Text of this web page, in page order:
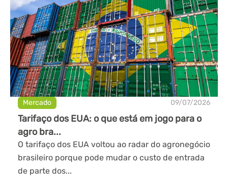
Mercado 09/07/2026
Tarifaço dos EUA: o que está em jogo para o
agro bra...
O tarifaço dos EUA voltou ao radar do agronegócio
brasileiro porque pode mudar o custo de entrada
de parte dos...